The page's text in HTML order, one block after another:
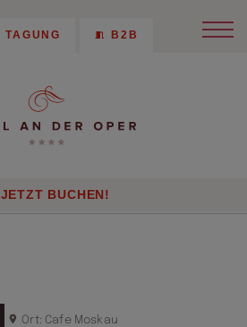
TAGUNG B2B
JETZT BUCHEN!
Ort: Cafe Moskau